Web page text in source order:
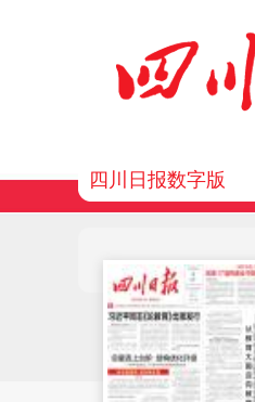
四川日报数字版